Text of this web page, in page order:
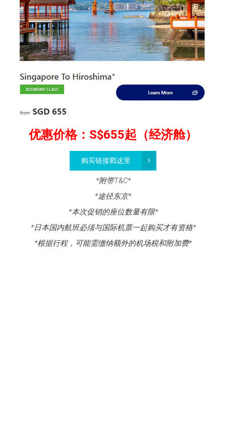
优惠价格：S$655起（经济舱）
购买链接戳这里
*附带T&C*
*途径东京*
*本次促销的座位数量有限*
*日本国内航班必须与国际机票一起购买才有资格*
*根据行程，可能需缴纳额外的机场税和附加费*